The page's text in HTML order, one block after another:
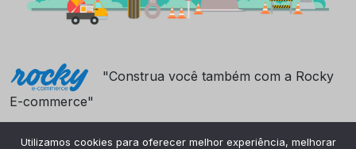
"Construa você também com a Rocky
E-commerce"
Utilizamos cookies para oferecer melhor experiência, melhorar